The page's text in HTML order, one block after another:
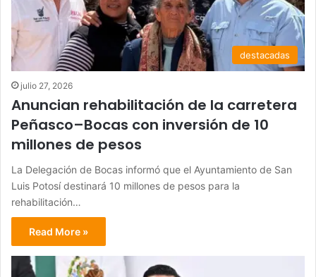
destacadas
julio 27, 2026
Anuncian rehabilitación de la carretera
Peñasco–Bocas con inversión de 10
millones de pesos
La Delegación de Bocas informó que el Ayuntamiento de San
Luis Potosí destinará 10 millones de pesos para la
rehabilitación…
Read More »